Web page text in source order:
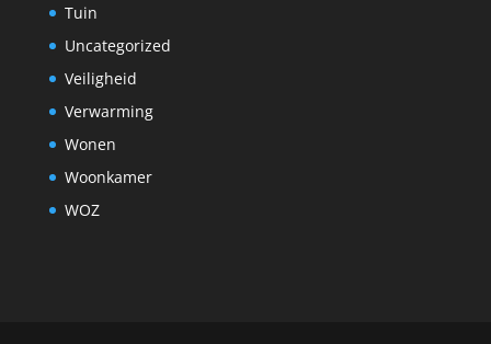
Tuin
Uncategorized
Veiligheid
Verwarming
Wonen
Woonkamer
WOZ